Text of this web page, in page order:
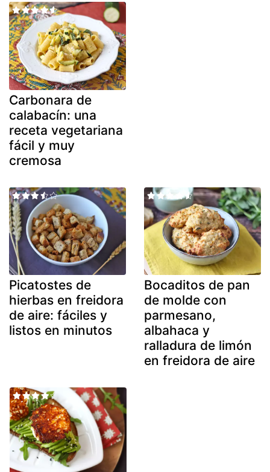
Carbonara de
calabacín: una
receta vegetariana
fácil y muy
cremosa
Picatostes de
hierbas en freidora
de aire: fáciles y
listos en minutos
Bocaditos de pan
de molde con
parmesano,
albahaca y
ralladura de limón
en freidora de aire